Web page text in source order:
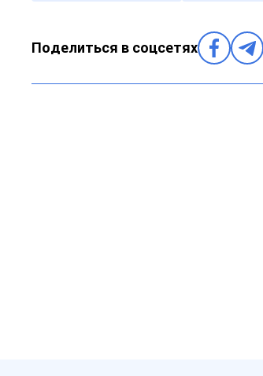
Поделиться в соцсетях